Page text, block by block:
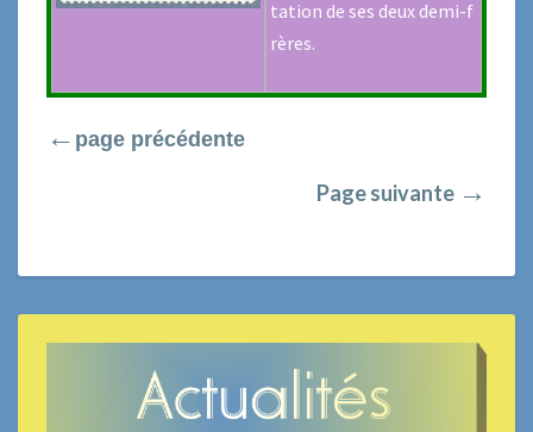
tation de ses deux demi-f
rères.
← page précédente
Page suivante →